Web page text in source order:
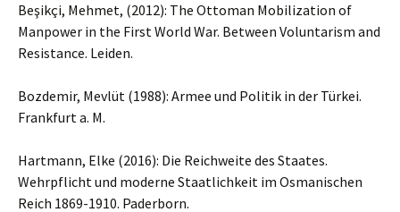
Beşikçi, Mehmet, (2012): The Ottoman Mobilization of
Manpower in the First World War. Between Voluntarism and
Resistance. Leiden.
Bozdemir, Mevlüt (1988): Armee und Politik in der Türkei.
Frankfurt a. M.
Hartmann, Elke (2016): Die Reichweite des Staates.
Wehrpflicht und moderne Staatlichkeit im Osmanischen
Reich 1869-1910. Paderborn.